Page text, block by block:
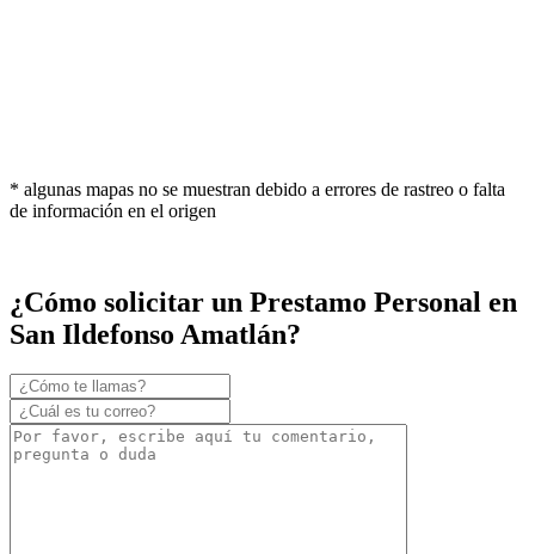
* algunas mapas no se muestran debido a errores de rastreo o falta
de información en el origen
¿Cómo solicitar un Prestamo Personal en
San Ildefonso Amatlán?